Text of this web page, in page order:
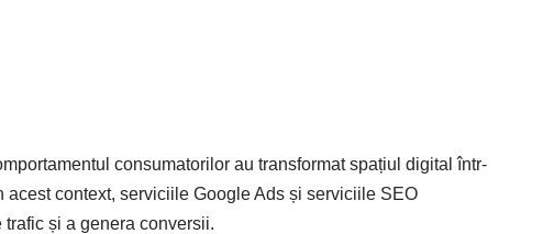
consumatorilor au transformat spațiul digital într-
context, serviciile Google Ads și serviciile SEO
și a genera conversii.